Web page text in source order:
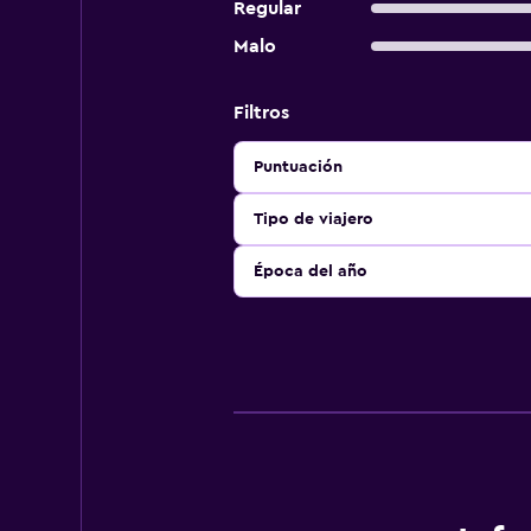
Regular
Malo
Filtros
Puntuación
Tipo de viajero
Época del año